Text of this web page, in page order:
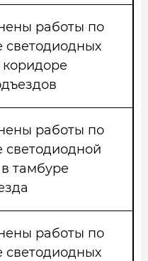
работы по
светодиодных
работы по
светодиодной
тамбуре
работы по
светодиодных